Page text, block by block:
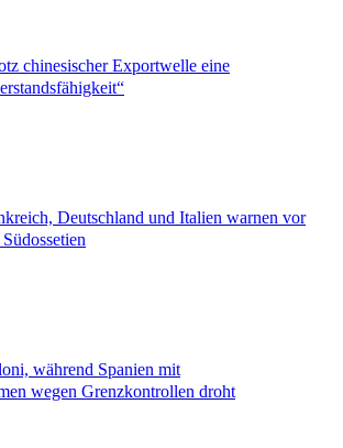
chinesischer Exportwelle eine
Deutschland und Italien warnen vor
während Spanien mit
wegen Grenzkontrollen droht